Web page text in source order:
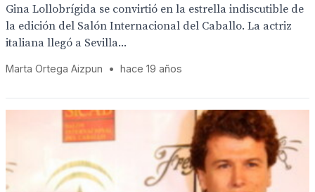
Gina Lollobrígida se convirtió en la estrella indiscutible de
la edición del Salón Internacional del Caballo. La actriz
italiana llegó a Sevilla...
Marta Ortega Aizpun • hace 19 años